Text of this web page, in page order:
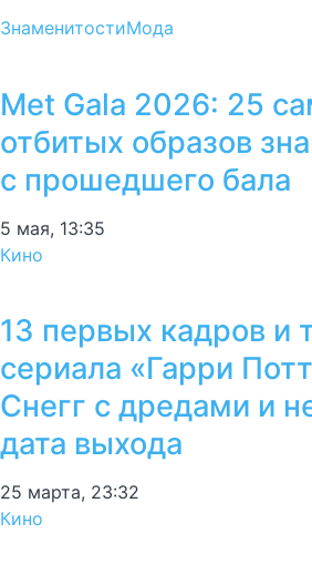
ЗнаменитостиМода
Met Gala 2026: 25
отбитых образов
с прошедшего бала
5 мая, 13:35
Кино
13 первых кадров и
сериала «Гарри
Снегг с дредами и
дата выхода
25 марта, 23:32
Кино